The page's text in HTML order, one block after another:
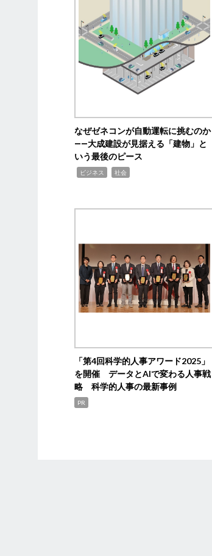
なぜゼネコンが自動運転に挑むのか
――大成建設が見据える「建物」と
いう最後のピース
ビジネス 社会
「第4回科学的人事アワード2025」
を開催 データとAIで変わる人事戦
略 科学的人事の最新事例
PR